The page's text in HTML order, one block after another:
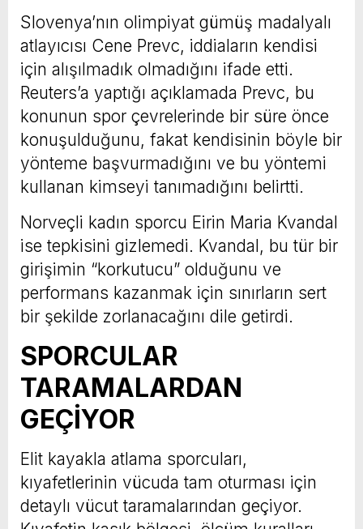
Slovenya’nın olimpiyat gümüş madalyalı
atlayıcısı Cene Prevc, iddiaların kendisi
için alışılmadık olmadığını ifade etti.
Reuters’a yaptığı açıklamada Prevc, bu
konunun spor çevrelerinde bir süre önce
konuşulduğunu, fakat kendisinin böyle bir
yönteme başvurmadığını ve bu yöntemi
kullanan kimseyi tanımadığını belirtti.
Norveçli kadın sporcu Eirin Maria Kvandal
ise tepkisini gizlemedi. Kvandal, bu tür bir
girişimin “korkutucu” olduğunu ve
performans kazanmak için sınırların sert
bir şekilde zorlanacağını dile getirdi.
SPORCULAR
TARAMALARDAN
GEÇİYOR
Elit kayakla atlama sporcuları,
kıyafetlerinin vücuda tam oturması için
detaylı vücut taramalarından geçiyor.